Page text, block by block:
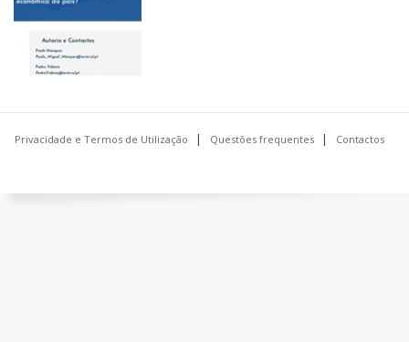
Privacidade e Termos de Utilização Questões frequentes Contactos